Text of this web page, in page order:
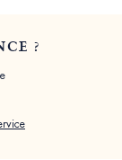
?